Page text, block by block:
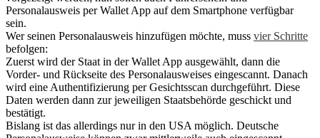
Personalausweis per Wallet App auf dem Smartphone verfügbar
sein.
Wer seinen Personalausweis hinzufügen möchte, muss vier Schritte
befolgen:
Zuerst wird der Staat in der Wallet App ausgewählt, dann die
Vorder- und Rückseite des Personalausweises eingescannt. Danach
wird eine Authentifizierung per Gesichtsscan durchgeführt. Diese
Daten werden dann zur jeweiligen Staatsbehörde geschickt und
bestätigt.
Bislang ist das allerdings nur in den USA möglich. Deutsche